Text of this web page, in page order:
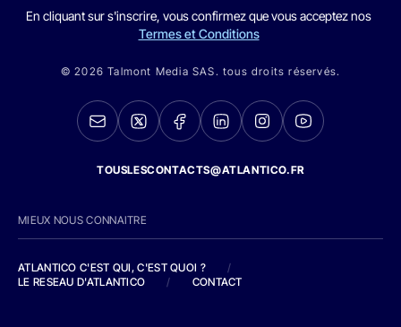
En cliquant sur s'inscrire, vous confirmez que vous acceptez nos
Termes et Conditions
© 2026 Talmont Media SAS. tous droits réservés.
TOUSLESCONTACTS@ATLANTICO.FR
MIEUX NOUS CONNAITRE
ATLANTICO C'EST QUI, C'EST QUOI ?
/
LE RESEAU D'ATLANTICO
/ CONTACT